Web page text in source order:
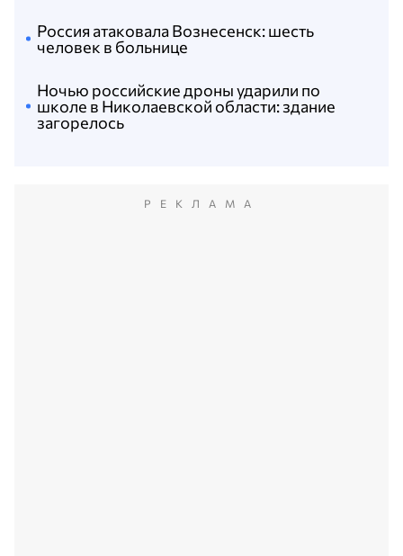
Ночью российские дроны ударили по
школе в Николаевской области: здание
загорелось
Россия атаковала Вознесенск: шесть
человек в больнице
РЕКЛАМА